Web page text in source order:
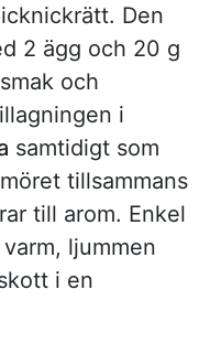
Den
2 ägg och 20 g
och
i
samtidigt som
tillsammans
till arom. Enkel
ljummen
i en